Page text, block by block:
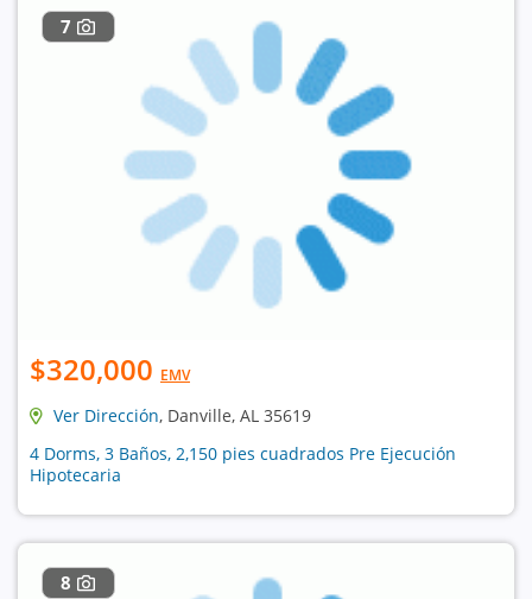
7
$320,000 EMV
Ver Dirección, Danville, AL 35619
4 Dorms, 3 Baños, 2,150 pies cuadrados Pre Ejecución
Hipotecaria
8